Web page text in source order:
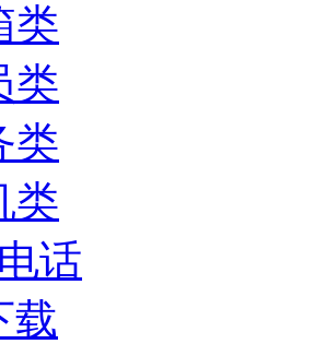
类
类
类
类
话
载